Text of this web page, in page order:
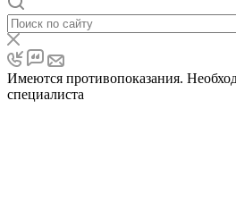
Имеются противопоказания.
специалиста